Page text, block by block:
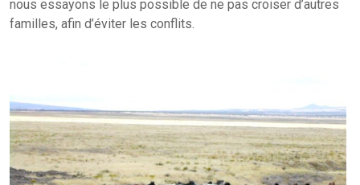
nous essayons le plus possible de ne pas croiser d’autres
familles, afin d’éviter les conflits.